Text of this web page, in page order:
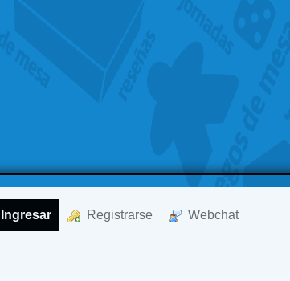
Ingresar Registrarse Webchat